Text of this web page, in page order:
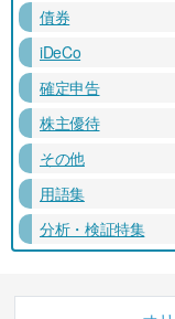
債券
iDeCo
確定申告
株主優待
その他
用語集
分析・検証特集